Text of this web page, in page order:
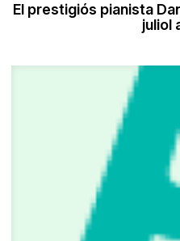
El prestigiós pianista
juliol